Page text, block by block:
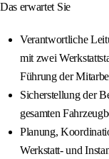
Das erwartet Sie
Verantwortliche
mit zwei
Führung der
Sicherstellung der
gesamten
Planung,
Werkstatt‑ und